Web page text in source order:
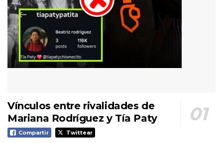
Vínculos entre rivalidades de
Mariana Rodríguez y Tía Paty
Compartir Twittear